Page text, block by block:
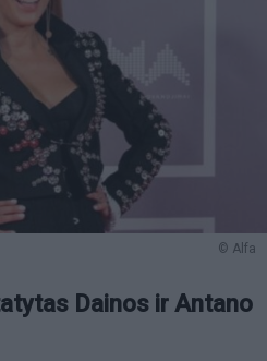
© Alfa
Dainos ir Antano